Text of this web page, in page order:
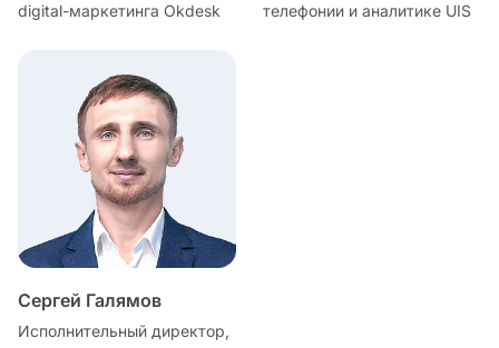
digital-маркетинга Okdesk
телефонии и аналитике UIS
Сергей Галямов
Исполнительный директор,